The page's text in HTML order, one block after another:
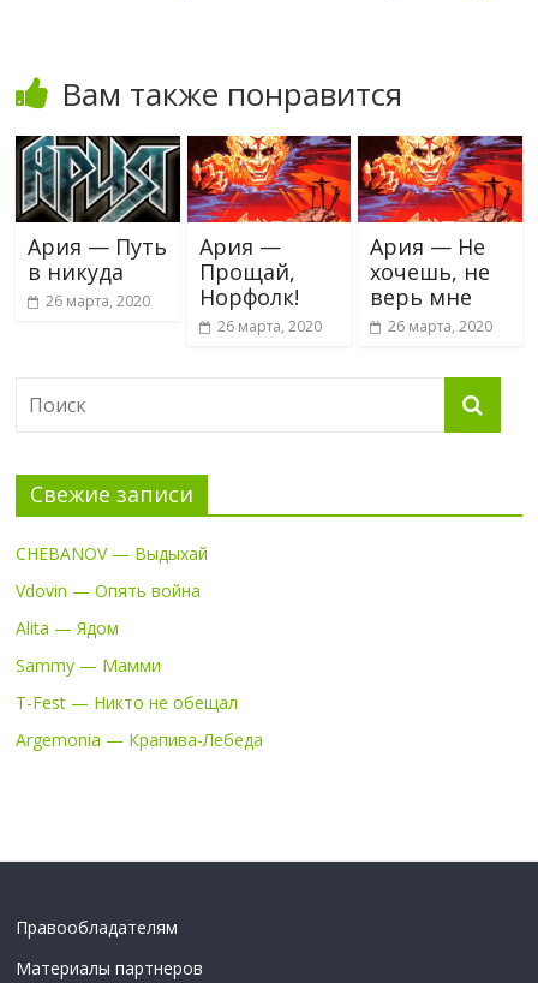
Вам также понравится
Ария — Путь
в никуда
26 марта, 2020
Ария —
Прощай,
Норфолк!
26 марта, 2020
Ария — Не
хочешь, не
верь мне
26 марта, 2020
Свежие записи
CHEBANOV — Выдыхай
Vdovin — Опять война
Alita — Ядом
Sammy — Мамми
T-Fest — Никто не обещал
Argemonia — Крапива-Лебеда
Правообладателям
Материалы партнеров